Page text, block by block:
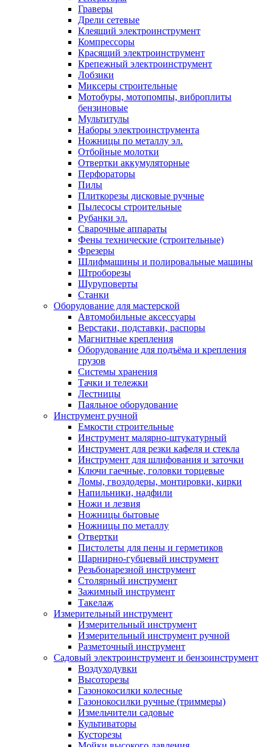
Граверы
Дрели сетевые
Клеящий электроинструмент
Компрессоры
Красящий электроинструмент
Крепежный электроинструмент
Лобзики
Миксеры строительные
Мотобуры, мотопомпы, виброплиты
бензиновые
Мультитулы
Наборы электроинструмента
Ножницы по металлу эл.
Отбойные молотки
Отвертки аккумуляторные
Перфораторы
Пилы
Плиткорезы дисковые ручные
Пылесосы строительные
Рубанки эл.
Сварочные аппараты
Фены технические (строительные)
Фрезеры
Шлифмашины и полировальные машины
Штроборезы
Шуруповерты
Станки
Оборудование для мастерской
Автомобильные аксессуары
Верстаки, подставки, распоры
Магнитные крепления
Оборудование для подъёма и крепления
грузов
Системы хранения
Тачки и тележки
Лестницы
Паяльное оборудование
Инструмент ручной
Емкости строительные
Инструмент малярно-штукатурный
Инструмент для резки кафеля и стекла
Инструмент для шлифования и заточки
Ключи гаечные, головки торцевые
Ломы, гвоздодеры, монтировки, кирки
Напильники, надфили
Ножи и лезвия
Ножницы бытовые
Ножницы по металлу
Отвертки
Пистолеты для пены и герметиков
Шарнирно-губцевый инструмент
Резьбонарезной инструмент
Столярный инструмент
Зажимный инструмент
Такелаж
Измерительный инструмент
Измерительный инструмент
Измерительный инструмент ручной
Разметочный инструмент
Садовый электроинструмент и бензоинструмент
Воздуходувки
Высоторезы
Газонокосилки колесные
Газонокосилки ручные (триммеры)
Измельчители садовые
Культиваторы
Кусторезы